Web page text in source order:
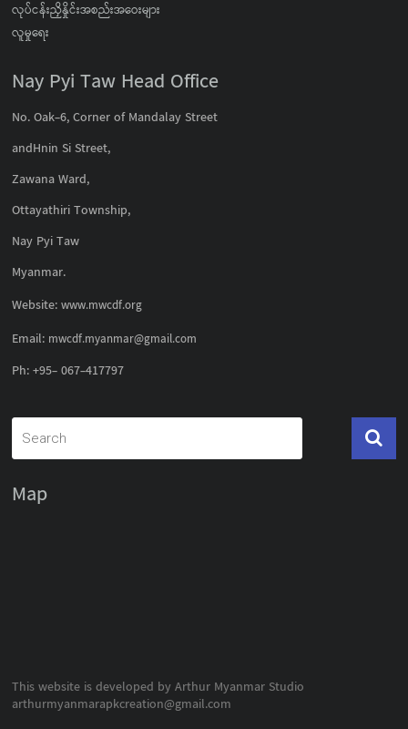
လုပ်ငန်းညှိနှိုင်းအစည်းအဝေးများ
လူမှုရေး
Nay Pyi Taw Head Office
No. Oak-6, Corner of Mandalay Street
andHnin Si Street,
Zawana Ward,
Ottayathiri Township,
Nay Pyi Taw
Myanmar.
Website:www.mwcdf.org
Email: mwcdf.myanmar@gmail.com
Ph: +95- 067-417797
Map
This website is developed by Arthur Myanmar Studio
arthurmyanmarapkcreation@gmail.com